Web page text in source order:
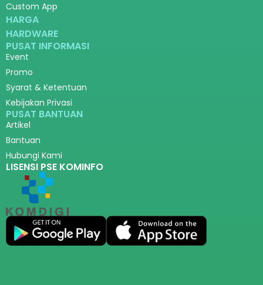
Custom App
HARGA
HARDWARE
PUSAT INFORMASI
Event
Promo
Syarat & Ketentuan
Kebijakan Privasi
PUSAT BANTUAN
Artikel
Bantuan
Hubungi Kami
LISENSI PSE KOMINFO